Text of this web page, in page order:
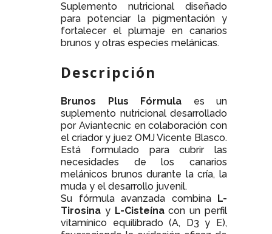
Suplemento nutricional diseñado
para potenciar la pigmentación y
fortalecer el plumaje en canarios
brunos y otras especies melánicas.
Descripción
Brunos Plus Fórmula es un
suplemento nutricional desarrollado
por Aviantecnic en colaboración con
el criador y juez OMJ Vicente Blasco.
Está formulado para cubrir las
necesidades de los canarios
melánicos brunos durante la cría, la
muda y el desarrollo juvenil.
Su fórmula avanzada combina L-
Tirosina y L-Cisteínacon un perfil
vitamínico equilibrado (A, D3 y E),